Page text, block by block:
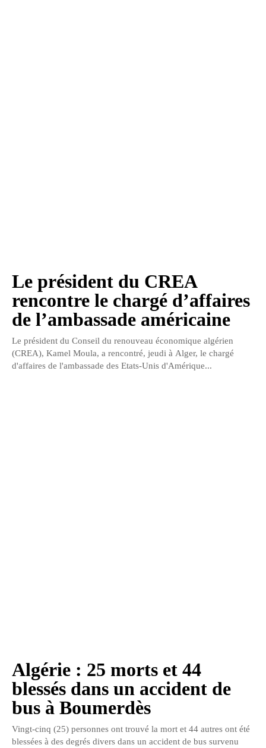
Le président du CREA
rencontre le chargé d’affaires
de l’ambassade américaine
Le président du Conseil du renouveau économique algérien
(CREA), Kamel Moula, a rencontré, jeudi à Alger, le chargé
d'affaires de l'ambassade des Etats-Unis d'Amérique...
Algérie : 25 morts et 44
blessés dans un accident de
bus à Boumerdès
Vingt-cinq (25) personnes ont trouvé la mort et 44 autres ont été
blessées à des degrés divers dans un accident de bus survenu